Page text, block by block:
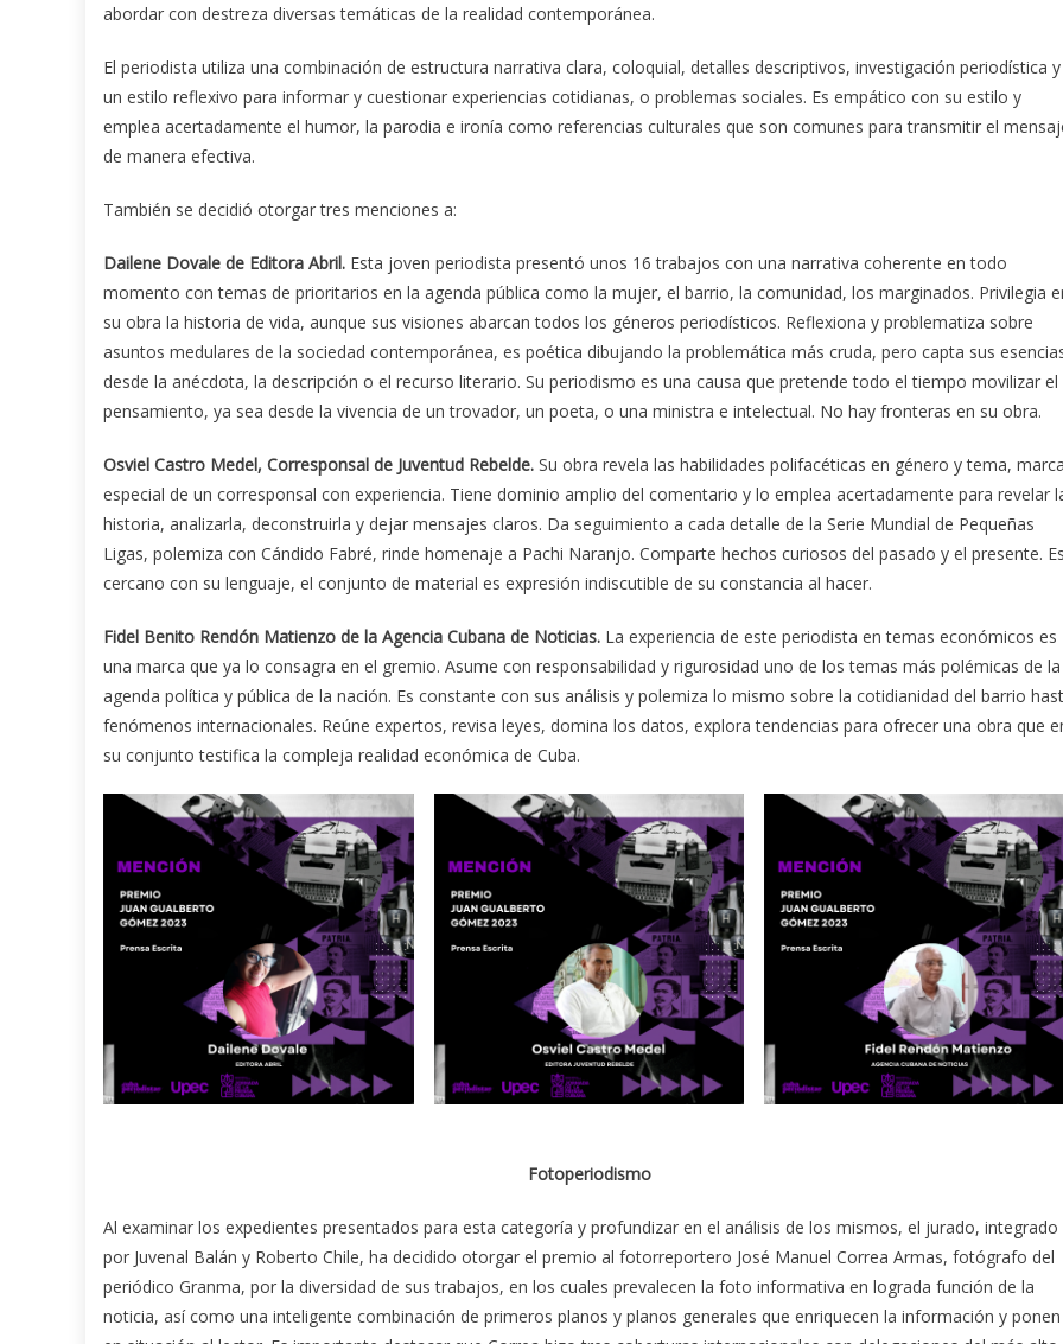
abordar con destreza diversas temáticas de la realidad contemporánea.
El periodista utiliza una combinación de estructura narrativa clara, coloquial, detalles descriptivos, investigación periodística y
un estilo reflexivo para informar y cuestionar experiencias cotidianas, o problemas sociales. Es empático con su estilo y
emplea acertadamente el humor, la parodia e ironía como referencias culturales que son comunes para transmitir el
de manera efectiva.
También se decidió otorgar tres menciones a:
Dailene Dovale de Editora Abril. Esta joven periodista presentó unos 16 trabajos con una narrativa coherente en todo
momento con temas de prioritarios en la agenda pública como la mujer, el barrio, la comunidad, los marginados. Privilegia
su obra la historia de vida, aunque sus visiones abarcan todos los géneros periodísticos. Reflexiona y problematiza sobre
asuntos medulares de la sociedad contemporánea, es poética dibujando la problemática más cruda, pero capta sus
desde la anécdota, la descripción o el recurso literario. Su periodismo es una causa que pretende todo el tiempo movilizar el
pensamiento, ya sea desde la vivencia de un trovador, un poeta, o una ministra e intelectual. No hay fronteras en su obra.
Osviel Castro Medel, Corresponsal de Juventud Rebelde. Su obra revela las habilidades polifacéticas en género y tema, marca
especial de un corresponsal con experiencia. Tiene dominio amplio del comentario y lo emplea acertadamente para revelar
historia, analizarla, deconstruirla y dejar mensajes claros. Da seguimiento a cada detalle de la Serie Mundial de Pequeñas
Ligas, polemiza con Cándido Fabré, rinde homenaje a Pachi Naranjo. Comparte hechos curiosos del pasado y el presente. Es
cercano con su lenguaje, el conjunto de material es expresión indiscutible de su constancia al hacer.
Fidel Benito Rendón Matienzo de la Agencia Cubana de Noticias. La experiencia de este periodista en temas económicos es
una marca que ya lo consagra en el gremio. Asume con responsabilidad y rigurosidad uno de los temas más polémicas de la
agenda política y pública de la nación. Es constante con sus análisis y polemiza lo mismo sobre la cotidianidad del barrio
fenómenos internacionales. Reúne expertos, revisa leyes, domina los datos, explora tendencias para ofrecer una obra que
su conjunto testifica la compleja realidad económica de Cuba.
Fotoperiodismo
Al examinar los expedientes presentados para esta categoría y profundizar en el análisis de los mismos, el jurado, integrado
por Juvenal Balán y Roberto Chile, ha decidido otorgar el premio al fotorreportero José Manuel Correa Armas, fotógrafo del
periódico Granma, por la diversidad de sus trabajos, en los cuales prevalecen la foto informativa en lograda función de la
noticia, así como una inteligente combinación de primeros planos y planos generales que enriquecen la información y ponen